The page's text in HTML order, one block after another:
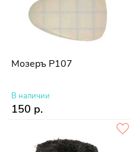
Мозеръ P107
В наличии
150 р.